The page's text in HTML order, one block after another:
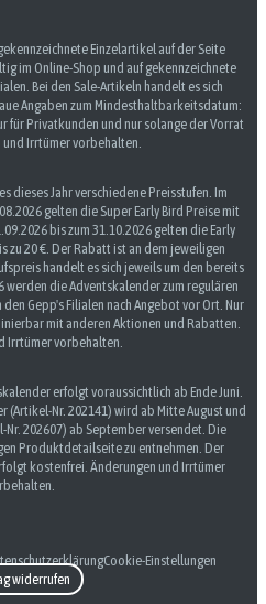
Einzelartikel auf der Seite
im Online-Shop und auf gekennzeichnete
Bei den Sale-Artikeln handelt es sich
Angaben zum Mindesthaltbarkeitsdatum:
für Privatkunden und nur solange der Vorrat
Irrtümer vorbehalten.
dieses Jahr verschiedene Preisstufen. Im
gelten die Super Early Bird Preise mit
bis zum 31.10.2026 gelten die Early
zu 20 €. Der Rabatt ist an dem jeweiligen
handelt es sich jeweils um den bereits
die Adventskalender zum regulären
Gepp's Filialen nach Angebot vor Ort. Nur
mit anderen Aktionen und Rabatten.
Irrtümer vorbehalten.
erfolgt voraussichtlich ab Ende Juni.
(Artikel-Nr. 202141) wird ab Mitte August und
202607) ab September versendet. Die
Produktdetailseite zu entnehmen. Der
kostenfrei. Änderungen und Irrtümer
Cookie-Einstellungen
widerrufen